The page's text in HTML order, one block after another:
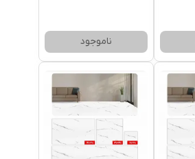
ناموجود